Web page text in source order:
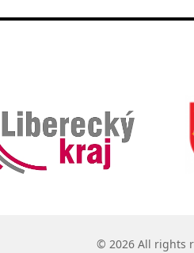
© 2026 All rights